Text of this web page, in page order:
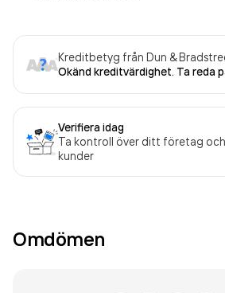
Kreditbetyg från Dun &
Okänd kreditvärdighet. Ta reda
Verifiera idag
Ta kontroll över ditt företag
kunder
Omdömen